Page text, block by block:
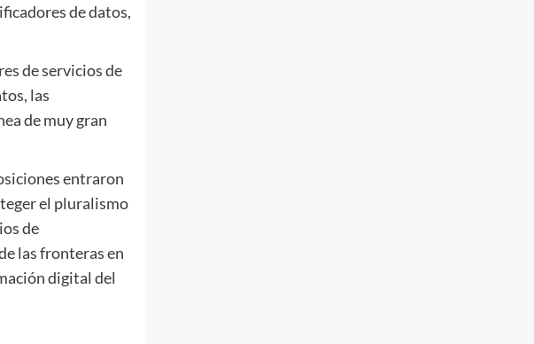
de datos,
de servicios de
las
de muy gran
entraron
el pluralismo
de
las fronteras en
digital del